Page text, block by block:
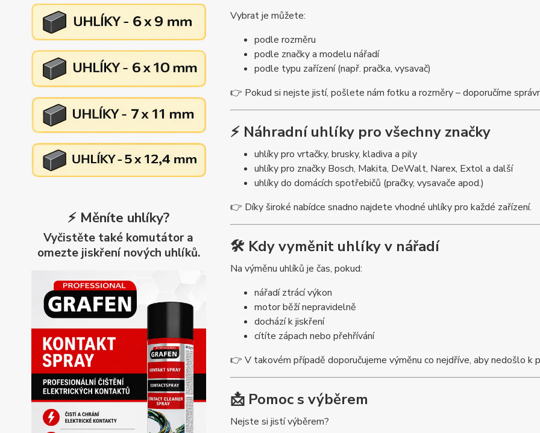
⚡ Měníte uhlíky?
Vyčistěte také komutátor a
omezte jiskření nových uhlíků.
Vybrat je můžete:
podle rozměru
podle značky a modelu nářadí
podle typu zařízení (např. pračka, vysavač)
👉 Pokud si nejste jistí, pošlete nám fotku a rozměry – doporučíme
⚡ Náhradní uhlíky pro všechny značky
uhlíky pro vrtačky, brusky, kladiva a pily
uhlíky pro značky Bosch, Makita, DeWalt, Narex, Extol a další
uhlíky do domácích spotřebičů (pračky, vysavače apod.)
👉 Díky široké nabídce snadno najdete vhodné uhlíky pro každé zařízení.
🛠️ Kdy vyměnit uhlíky v nářadí
Na výměnu uhlíků je čas, pokud:
nářadí ztrácí výkon
motor běží nepravidelně
dochází k jiskření
cítíte zápach nebo přehřívání
👉 V takovém případě doporučujeme výměnu co nejdříve, aby nedošlo k
📩 Pomoc s výběrem
Nejste si jistí výběrem?